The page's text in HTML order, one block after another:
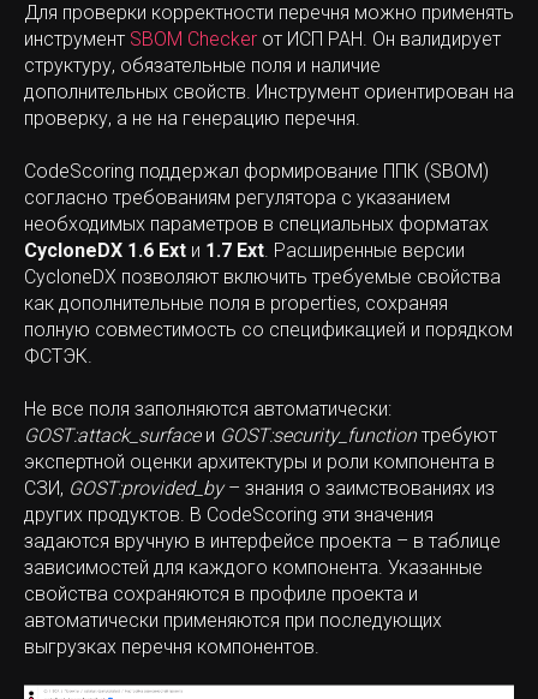
Для проверки корректности перечня можно применять
инструмент SBOM Checker от ИСП РАН. Он валидирует
структуру, обязательные поля и наличие
дополнительных свойств. Инструмент ориентирован на
проверку, а не на генерацию перечня.
CodeScoring поддержал формирование ППК (SBOM)
согласно требованиям регулятора с указанием
необходимых параметров в специальных форматах
CycloneDX 1.6 Ext и 1.7 Ext. Расширенные версии
CycloneDX позволяют включить требуемые свойства
как дополнительные поля в properties, сохраняя
полную совместимость со спецификацией и порядком
ФСТЭК.
Не все поля заполняются автоматически:
GOST:attack_surfaceи GOST:security_functionтребуют
экспертной оценки архитектуры и роли компонента в
СЗИ, GOST:provided_by– знания о заимствованиях из
других продуктов. В CodeScoring эти значения
задаются вручную в интерфейсе проекта – в таблице
зависимостей для каждого компонента. Указанные
свойства сохраняются в профиле проекта и
автоматически применяются при последующих
выгрузках перечня компонентов.